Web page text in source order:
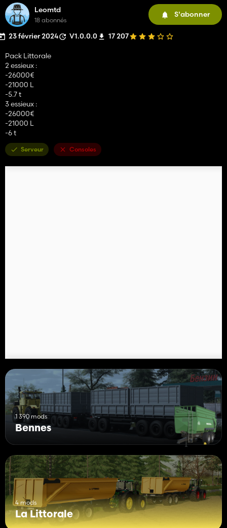
Leomtd
18 abonnés
S'abonner
23 février 2024 V1.0.0.0 17 207
Pack Littorale
2 essieux :
-26000€
-21000 L
-5.7 t
3 essieux :
-26000€
-21000 L
-6 t
Serveur Consoles
1 390 mods
Bennes
4 mods
La Littorale